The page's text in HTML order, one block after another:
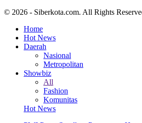
© 2026 - Siberkota.com. All Rights
Home
Hot News
Daerah
Nasional
Metropolitan
Showbiz
All
Fashion
Komunitas
Hot News